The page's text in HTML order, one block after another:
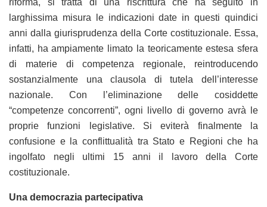
larghissima misura le indicazioni date in questi quindici
anni dalla giurisprudenza della Corte costituzionale. Essa,
infatti, ha ampiamente limato la teoricamente estesa sfera
di materie di competenza regionale, reintroducendo
sostanzialmente una clausola di tutela dell’interesse
nazionale. Con l’eliminazione delle cosiddette
“competenze concorrenti”, ogni livello di governo avrà le
proprie funzioni legislative. Si eviterà finalmente la
confusione e la conflittualità tra Stato e Regioni che ha
ingolfato negli ultimi 15 anni il lavoro della Corte
costituzionale.
Una democrazia partecipativa